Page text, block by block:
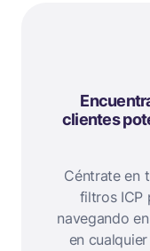
clientes
Céntrate en
filtros ICP
navegando
en